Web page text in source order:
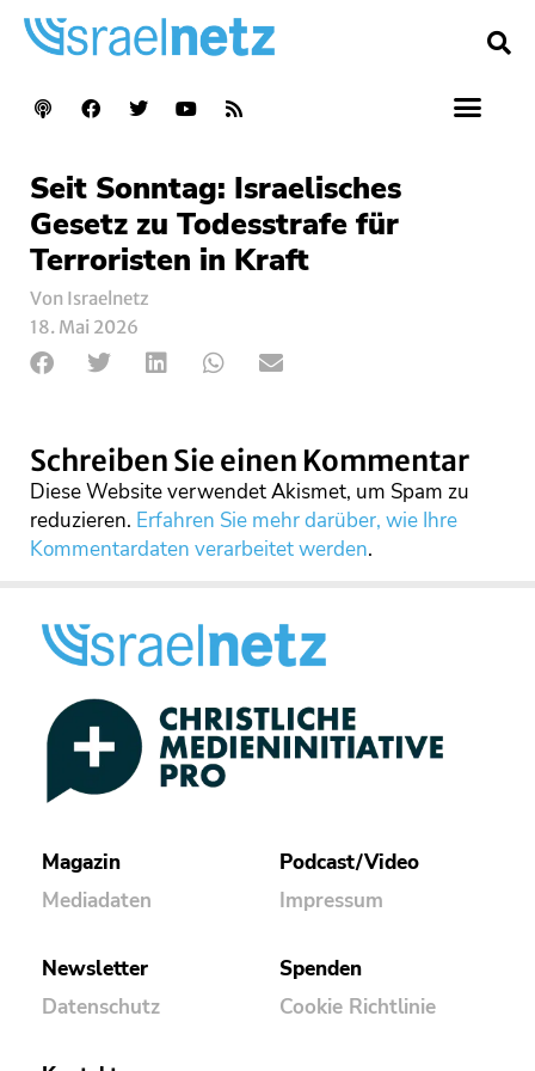
Seit Sonntag: Israelisches
Gesetz zu Todesstrafe für
Terroristen in Kraft
Von Israelnetz
18. Mai 2026
Schreiben Sie einen Kommentar
Diese Website verwendet Akismet, um Spam zu
reduzieren. Erfahren Sie mehr darüber, wie Ihre
Kommentardaten verarbeitet werden.
Magazin
Mediadaten
Podcast/Video
Impressum
Newsletter
Datenschutz
Spenden
Cookie Richtlinie